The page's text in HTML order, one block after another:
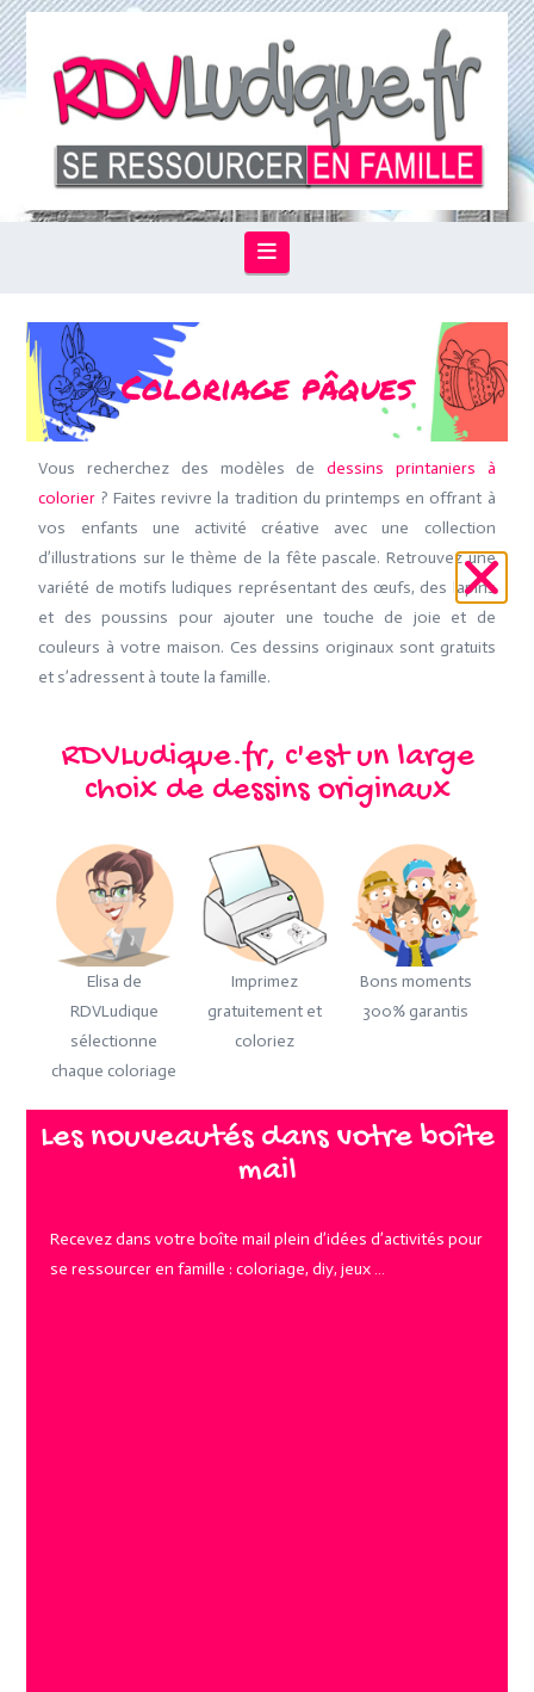
Navigation
Coloriage pâques
Vous recherchez des modèles dedessins printaniers à
colorier ? Faites revivre la tradition du printemps en offrant à
vos enfants une activité créative avec une collection
d’illustrations sur le thème de la fête pascale. Retrouvez une
variété de motifs ludiques représentant des œufs, des lapins
et des poussins pour ajouter une touche de joie et de
couleurs à votre maison. Ces dessins originaux sont gratuits
et s’adressent à toute la famille.
RDVLudique.fr, c'est un large
choix de dessins originaux
Elisa de
RDVLudique
sélectionne
chaque coloriage
Imprimez
gratuitement et
coloriez
Bons moments
300% garantis
Les nouveautés dans votre boîte
mail
Recevez dans votre boîte mail plein d’idées d’activités pour
se ressourcer en famille : coloriage, diy, jeux …